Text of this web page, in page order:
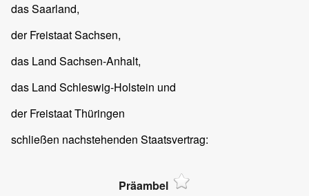
das Saarland,
der Freistaat Sachsen,
das Land Sachsen-Anhalt,
das Land Schleswig-Holstein und
der Freistaat Thüringen
schließen nachstehenden Staatsvertrag:
Präambel